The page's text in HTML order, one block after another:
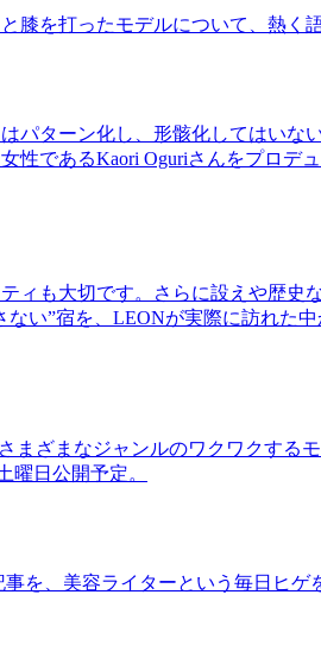
を打ったモデルについて、熱く
パターン化し、形骸化してはいな
であるKaori Oguriさんをプロデ
も大切です。さらに設えや歴史
い”宿を、LEONが実際に訪れた
ざまなジャンルのワクワクする
曜日公開予定。
を、美容ライターという毎日ヒゲ